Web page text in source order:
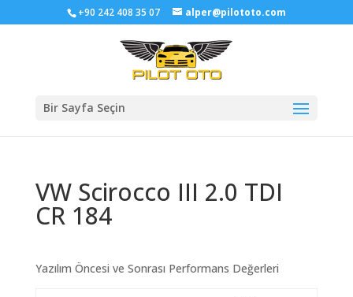
+90 242 408 35 07 alper@pilototo.com
Bir Sayfa Seçin
VW Scirocco III 2.0 TDI
CR 184
Yazılım Öncesi ve Sonrası Performans Değerleri